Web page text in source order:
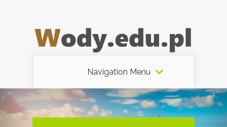
Navigation Menu